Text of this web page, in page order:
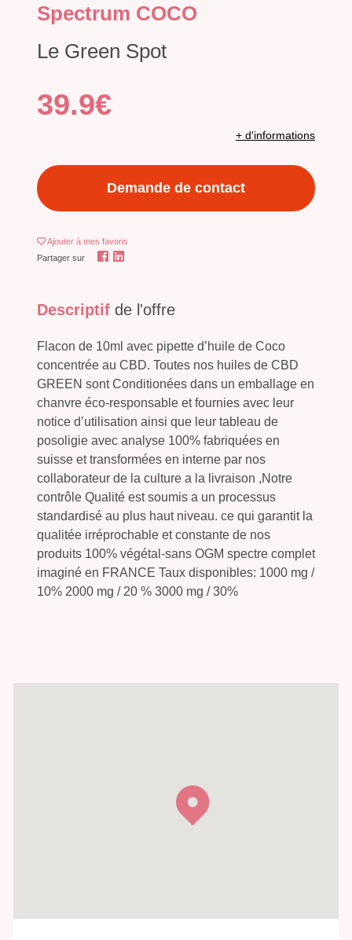
Spectrum COCO
Le Green Spot
39.9€
+ d'informations
Demande de contact
Ajouter à mes favoris
Partager sur
Descriptif de l'offre
Flacon de 10ml avec pipette d’huile de Coco
concentrée au CBD. Toutes nos huiles de CBD
GREEN sont Conditionées dans un emballage en
chanvre éco-responsable et fournies avec leur
notice d’utilisation ainsi que leur tableau de
posoligie avec analyse 100% fabriquées en
suisse et transformées en interne par nos
collaborateur de la culture a la livraison ,Notre
contrôle Qualité est soumis a un processus
standardisé au plus haut niveau. ce qui garantit la
qualitée irréprochable et constante de nos
produits 100% végétal-sans OGM spectre complet
imaginé en FRANCE Taux disponibles: 1000 mg /
10% 2000 mg / 20 % 3000 mg / 30%